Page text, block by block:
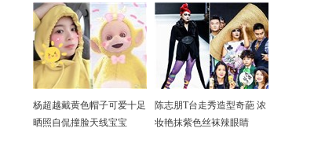
杨超越戴黄色帽子可爱十足
晒照自侃撞脸天线宝宝
陈志朋T台走秀造型奇葩 浓
妆艳抹紫色丝袜辣眼睛